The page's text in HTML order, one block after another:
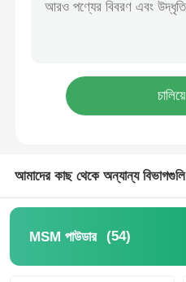
বিশুদ্ধ MSM ক্রিস্টাল
আমাদের কাছ থেকে অন্যান্য বিভাগগুলি
MSM পাউডার (54)